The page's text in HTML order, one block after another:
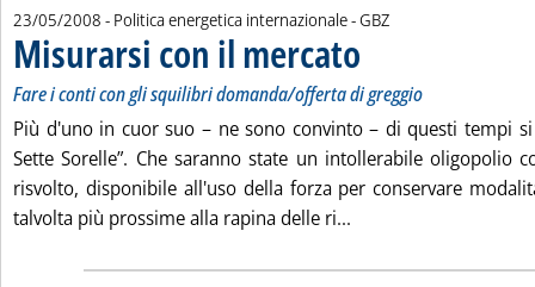
23/05/2008 - Politica energetica internazionale -di:
GBZ
Misurarsi con il mercato
Fare i conti con gli squilibri domanda/offerta di greggio
Più d'uno in cuor suo – ne sono convinto – di questi tempi
Sette Sorelle”. Che saranno state un intollerabile oligopolio
risvolto, disponibile all'uso della forza per conservare
talvolta più prossime alla rapina delle ri...